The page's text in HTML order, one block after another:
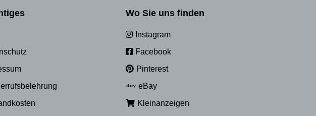
Wo Sie uns finden
Instagram
Facebook
Pinterest
eBay
Kleinanzeigen